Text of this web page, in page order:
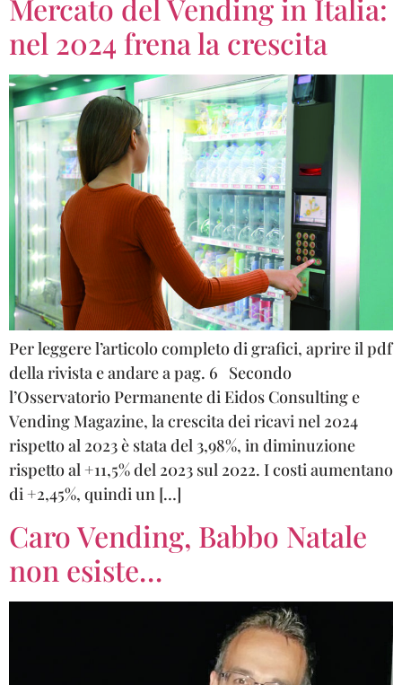
Mercato del Vending in Italia:
nel 2024 frena la crescita
Per leggere l’articolo completo di grafici, aprire il pdf
della rivista e andare a pag. 6 Secondo
l’Osservatorio Permanente di Eidos Consulting e
Vending Magazine, la crescita dei ricavi nel 2024
rispetto al 2023 è stata del 3,98%, in diminuzione
rispetto al +11,5% del 2023 sul 2022. I costi aumentano
di +2,45%, quindi un […]
Caro Vending, Babbo Natale
non esiste…